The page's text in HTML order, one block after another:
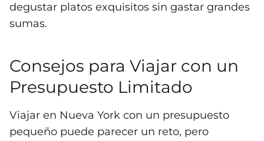
degustar platos exquisitos sin gastar grandes
sumas.
Consejos para Viajar con un
Presupuesto Limitado
Viajar en Nueva York con un presupuesto
pequeño puede parecer un reto, pero